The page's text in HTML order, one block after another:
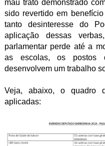
mau trato demonstrado
sido revertido em
tanto desinteresse do
aplicação dessas
parlamentar perde até a
as escolas, os postos
desenvolvem um trabalho
Veja, abaixo, o quadro
aplicadas: